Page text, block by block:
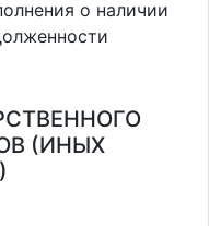
о наличии
(ИНЫХ